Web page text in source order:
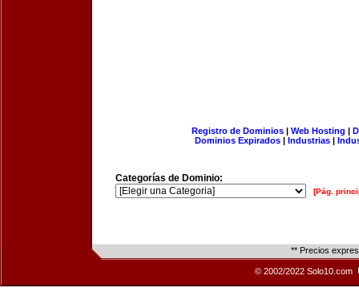
Registro de Dominios| Web Hosting |
Dominios Expirados | Industrias |
Categorías de Dominio:
[Pág.
** Precios
© 2002/2022 Solo10.com